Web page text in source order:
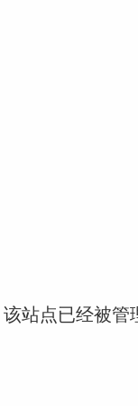
站点已经被管